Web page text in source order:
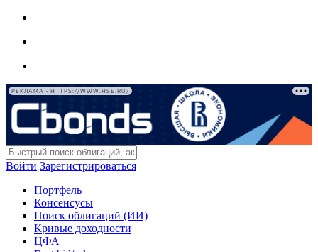
РЕКЛАМА • HTTPS://WWW.HSE.RU/
Войти Зарегистрироваться
Портфель
Консенсусы
Поиск облигаций (ИИ)
Кривые доходности
ЦФА